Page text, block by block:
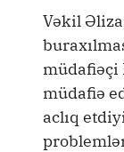
Vəkil
müdafiəçi
müdafiə
aclıq